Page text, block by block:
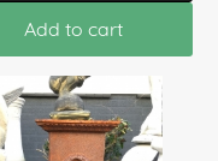
Add to cart